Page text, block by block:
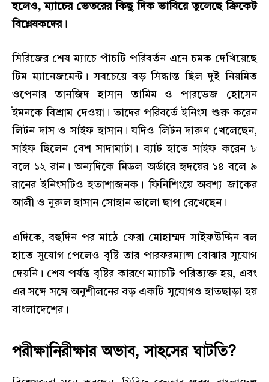
হলেও, ম্যাচের ভেতরের কিছু দিক ভাবিয়ে তুলেছে ক্রিকেট
বিশ্লেষকদের।
সিরিজের শেষ ম্যাচে পাঁচটি পরিবর্তন এনে চমক দেখিয়েছে
টিম ম্যানেজমেন্ট। সবচেয়ে বড় সিদ্ধান্ত ছিল দুই নিয়মিত
ওপেনার তানজিদ হাসান তামিম ও পারভেজ হোসেন
ইমনকে বিশ্রাম দেওয়া। তাদের পরিবর্তে ইনিংস শুরু করেন
লিটন দাস ও সাইফ হাসান। যদিও লিটন দারুণ খেলেছেন,
সাইফ ছিলেন বেশ সাদামাটা। ব্যাট হাতে সাইফ করেন ৮
বলে ১২ রান। অন্যদিকে মিডল অর্ডারে হৃদয়ের ১৪ বলে ৯
রানের ইনিংসটিও হতাশাজনক। ফিনিশিংয়ে অবশ্য জাকের
আলী ও নুরুল হাসান সোহান ভালো ছাপ রেখেছেন।
এদিকে, বহুদিন পর মাঠে ফেরা মোহাম্মদ সাইফউদ্দিন বল
হাতে সুযোগ পেলেও বৃষ্টি তার পারফরম্যান্স বোঝার সুযোগ
দেয়নি। শেষ পর্যন্ত বৃষ্টির কারণে ম্যাচটি পরিত্যক্ত হয়, এবং
এর সঙ্গে সঙ্গে অনুশীলনের বড় একটি সুযোগও হাতছাড়া হয়
বাংলাদেশের।
পরীক্ষানিরীক্ষার অভাব, সাহসের ঘাটতি?